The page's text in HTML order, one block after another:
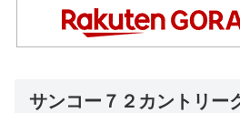
サンコー７２カントリー